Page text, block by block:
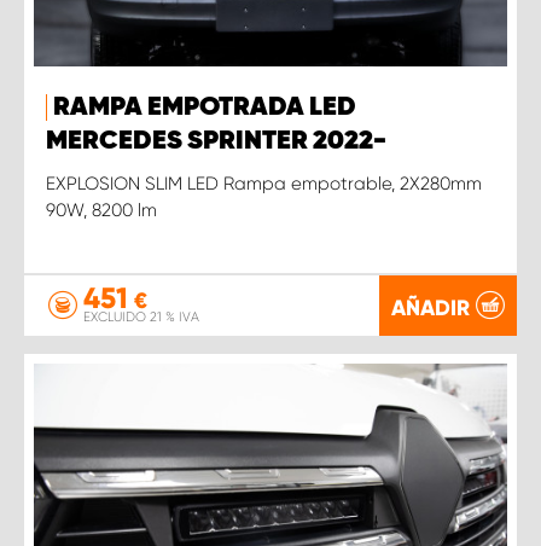
RAMPA EMPOTRADA LED
MERCEDES SPRINTER 2022-
EXPLOSION SLIM LED Rampa empotrable, 2X280mm
90W, 8200 lm
451 €
EXCLUIDO 21 % IVA AÑADIR